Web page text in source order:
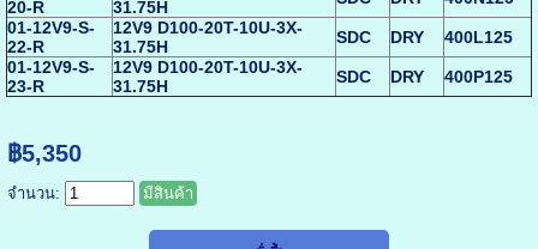
20-R
31.75H
01-12V9-S-
22-R
12V9 D100-20T-10U-3X-
31.75H
SDC DRY
400L125
01-12V9-S-
23-R
12V9 D100-20T-10U-3X-
31.75H
SDC DRY 400P125
฿5,350
จำนวน: มีสินค้า